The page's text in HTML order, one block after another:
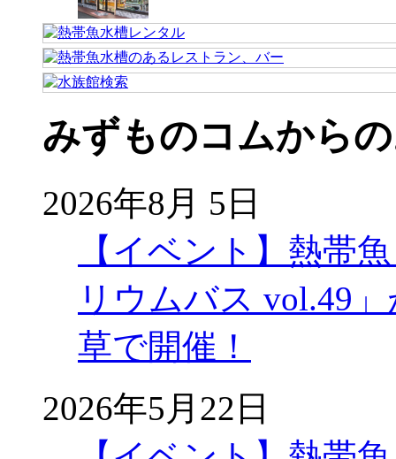
みずものコムから
2026年8月 5日
【イベント】熱帯
リウムバス vol.49
草で開催！
2026年5月22日